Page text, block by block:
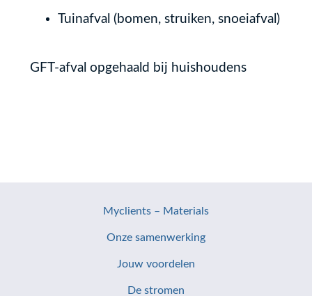
Tuinafval (bomen, struiken, snoeiafval)
GFT-afval opgehaald bij huishoudens
Myclients – Materials
Onze samenwerking
Jouw voordelen
De stromen